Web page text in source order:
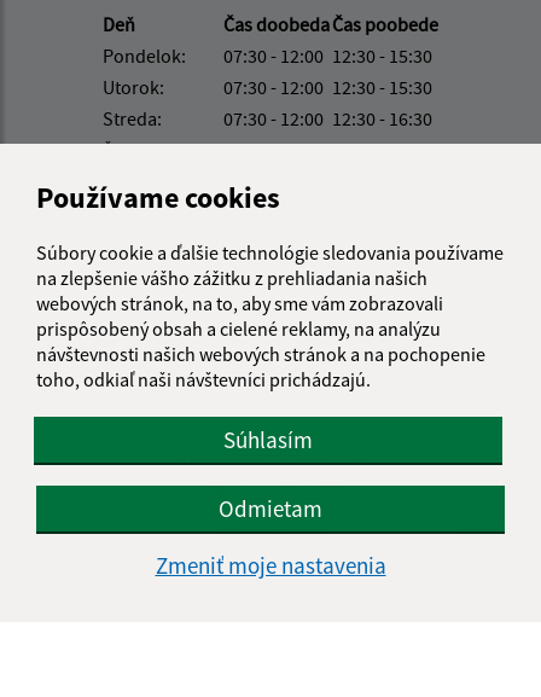
Používame cookies
Súbory cookie a ďalšie technológie sledovania používame
na zlepšenie vášho zážitku z prehliadania našich
webových stránok, na to, aby sme vám zobrazovali
prispôsobený obsah a cielené reklamy, na analýzu
návštevnosti našich webových stránok a na pochopenie
toho, odkiaľ naši návštevníci prichádzajú.
Súhlasím
Odmietam
Zmeniť moje nastavenia
Deň
Čas doobedaČas poobede
Pondelok:
07:30 - 12:00 12:30 - 15:30
Utorok:
07:30 - 12:00 12:30 - 15:30
Streda:
07:30 - 12:00 12:30 - 16:30
Štvrtok:
07:30 - 12:00 12:30 - 15:30
Piatok:
07:30 - 12:30
Kontakt:
Obecný úrad Mirkovce
Mirkovce 65
info@obecmirkovce.sk
+421 51 778 11 00
IČO: 00327484